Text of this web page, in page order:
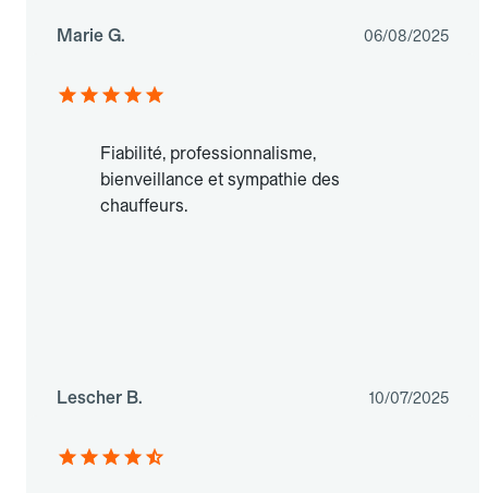
Marie G. 06/08/2025
Fiabilité, professionnalisme,
bienveillance et sympathie des
chauffeurs.
Lescher B. 10/07/2025